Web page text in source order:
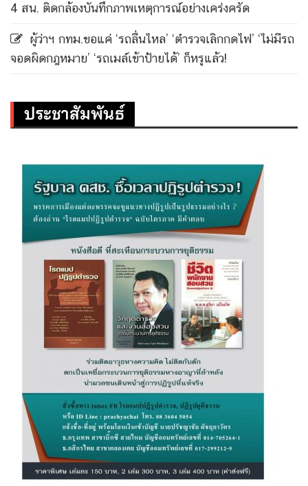
4 สน. ติดกล้องบันทึกภาพเหตุการณ์อย่างเคร่งครัด
ผู้ว่าฯ กทม.ขอแค่ ‘รถลื่นไหล’ ‘ตำรวจเลิกกดไฟ’ ‘ไม่มีรถ
จอดผิดกฎหมาย’ ‘รถเมล์เข้าป้ายได้’ ก็หรูแล้ว!
ประชาสัมพันธ์